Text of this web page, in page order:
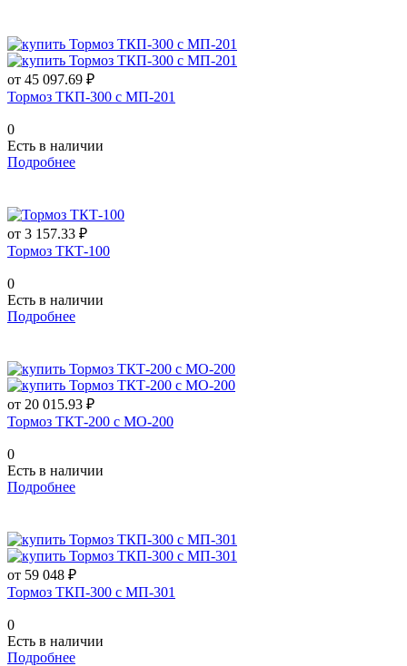
от 45 097.69 ₽
Тормоз ТКП-300 с МП-201
0
Есть в наличии
Подробнее
от 3 157.33 ₽
Тормоз ТКТ-100
0
Есть в наличии
Подробнее
от 20 015.93 ₽
Тормоз ТКТ-200 с МО-200
0
Есть в наличии
Подробнее
от 59 048 ₽
Тормоз ТКП-300 с МП-301
0
Есть в наличии
Подробнее